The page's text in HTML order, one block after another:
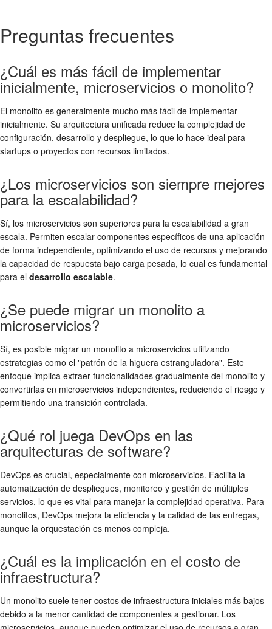
Preguntas frecuentes
¿Cuál es más fácil de implementar
inicialmente, microservicios o monolito?
El monolito es generalmente mucho más fácil de implementar
inicialmente. Su arquitectura unificada reduce la complejidad de
configuración, desarrollo y despliegue, lo que lo hace ideal para
startups o proyectos con recursos limitados.
¿Los microservicios son siempre mejores
para la escalabilidad?
Sí, los microservicios son superiores para la escalabilidad a gran
escala. Permiten escalar componentes específicos de una aplicación
de forma independiente, optimizando el uso de recursos y mejorando
la capacidad de respuesta bajo carga pesada, lo cual es fundamental
para el desarrollo escalable.
¿Se puede migrar un monolito a
microservicios?
Sí, es posible migrar un monolito a microservicios utilizando
estrategias como el "patrón de la higuera estranguladora". Este
enfoque implica extraer funcionalidades gradualmente del monolito y
convertirlas en microservicios independientes, reduciendo el riesgo y
permitiendo una transición controlada.
¿Qué rol juega DevOps en las
arquitecturas de software?
DevOps es crucial, especialmente con microservicios. Facilita la
automatización de despliegues, monitoreo y gestión de múltiples
servicios, lo que es vital para manejar la complejidad operativa. Para
monolitos, DevOps mejora la eficiencia y la calidad de las entregas,
aunque la orquestación es menos compleja.
¿Cuál es la implicación en el costo de
infraestructura?
Un monolito suele tener costos de infraestructura iniciales más bajos
debido a la menor cantidad de componentes a gestionar. Los